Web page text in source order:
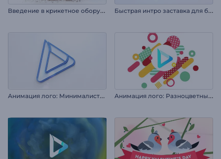
В
ведение в крикетное оборудование Б
ыстрая интро заставка для бизнеса
А
нимация лого: Минималистичные слои А
нимация лого: Разноцветные формы